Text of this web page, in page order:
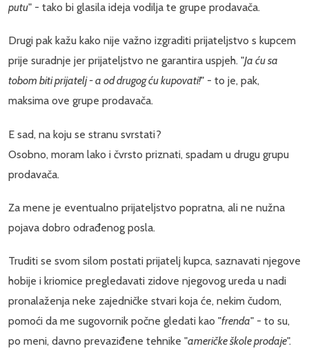
putu" - tako bi glasila ideja vodilja te grupe prodavača.
Drugi pak kažu kako nije važno izgraditi prijateljstvo s kupcem
prije suradnje jer prijateljstvo ne garantira uspjeh. "Ja ću sa
tobom biti prijatelj - a od drugog ću kupovati!" - to je, pak,
maksima ove grupe prodavača.
E sad, na koju se stranu svrstati?
Osobno, moram lako i čvrsto priznati, spadam u drugu grupu
prodavača.
Za mene je eventualno prijateljstvo popratna, ali ne nužna
pojava dobro odrađenog posla.
Truditi se svom silom postati prijatelj kupca, saznavati njegove
hobije i kriomice pregledavati zidove njegovog ureda u nadi
pronalaženja neke zajedničke stvari koja će, nekim čudom,
pomoći da me sugovornik počne gledati kao "frenda" - to su,
po meni, davno prevaziđene tehnike "američke škole prodaje".